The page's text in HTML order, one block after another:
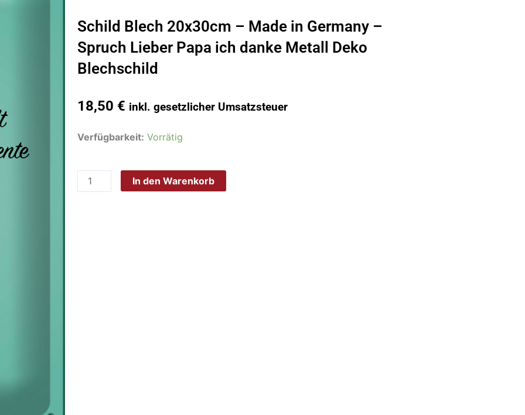
Schild Blech 20x30cm – Made in Germany –
Spruch Lieber Papa ich danke Metall Deko
Blechschild
18,50 € inkl. gesetzlicher Umsatzsteuer
Verfügbarkeit: Vorrätig
Schild
In den Warenkorb